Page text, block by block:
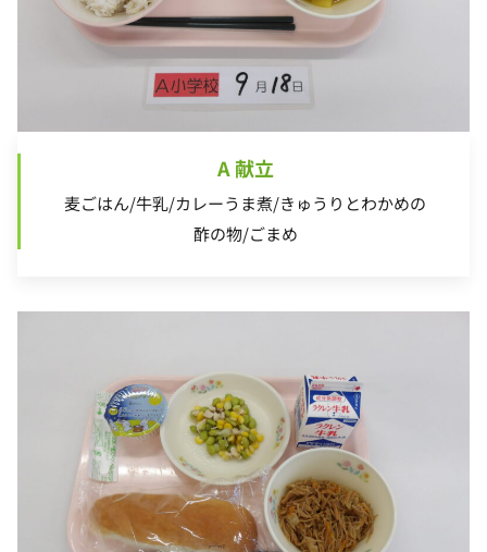
A 献立
麦ごはん/牛乳/カレーうま煮/きゅうりとわかめの
酢の物/ごまめ